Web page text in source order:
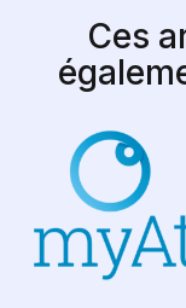
Ces